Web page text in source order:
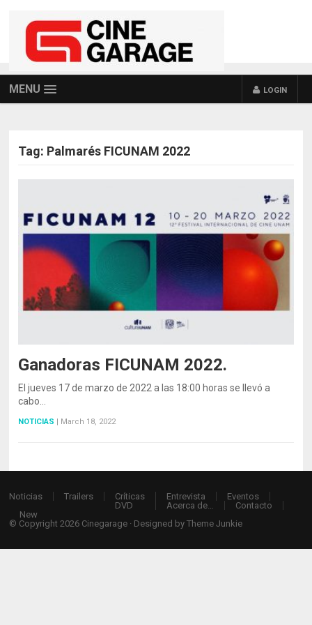
MENU LOGIN
Tag: Palmarés FICUNAM 2022
Ganadoras FICUNAM 2022.
El jueves 17 de marzo de 2022 a las 18:00 horas se llevó a
cabo…
NOTICIAS March 18, 2022
Noticias Trailers
Críticas
DVD
Entrevista
Eventos
Acerca de…
Contacto
New
© Copyright 2026 Cinegarage · Designed byTheme Junkie